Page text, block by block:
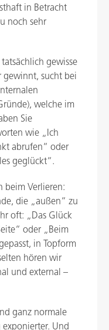
in Betracht
noch sehr
gewisse
gewinnt, sucht bei
welche im
Sie
wie „Ich
abrufen“ oder
geglückt“.
beim Verlieren:
die „außen“ zu
oft: „Das Glück
oder „Beim
in Topform
hören wir
und external –
ganz normale
Und